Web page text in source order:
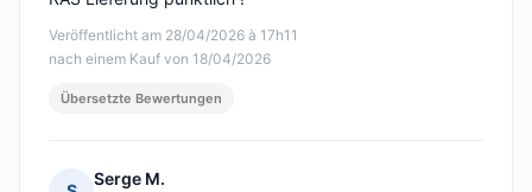
Veröffentlicht am 28/04/2026 à 17h11
nach einem Kauf von 18/04/2026
Übersetzte Bewertungen
Serge M.